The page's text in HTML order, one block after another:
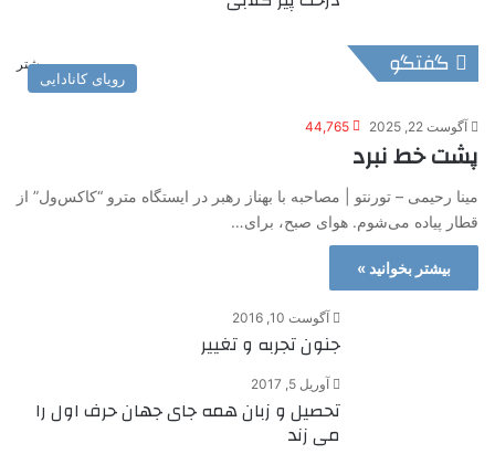
گفتگو بیشتر
رویای کانادایی
آگوست 22, 2025 44,765
پشت خط نبرد
مینا رحیمی – تورنتو | مصاحبه با بهناز رهبر در ایستگاه مترو “کاکس‌ول” از
قطار پیاده می‌شوم. هوای صبح، برای…
بیشتر بخوانید »
آگوست 10, 2016
جنون تجربه و تغییر
آوریل 5, 2017
تحصیل و زبان همه جای جهان حرف اول را
می زند